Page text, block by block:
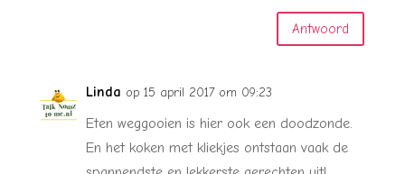
Antwoord
Linda op 15 april 2017 om 09:23
Eten weggooien is hier ook een doodzonde.
En het koken met kliekjes ontstaan vaak de